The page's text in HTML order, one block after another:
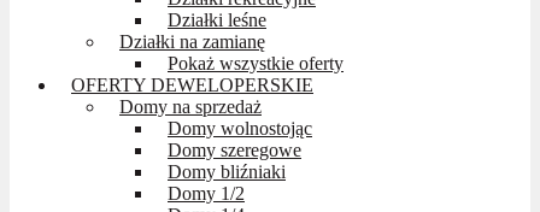
Działki leśne
Działki na zamianę
Pokaż wszystkie oferty
OFERTY DEWELOPERSKIE
Domy na sprzedaż
Domy wolnostojąc
Domy szeregowe
Domy bliźniaki
Domy 1/2